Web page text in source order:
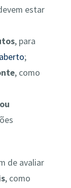
estar
, para
;
, como
de avaliar
, como